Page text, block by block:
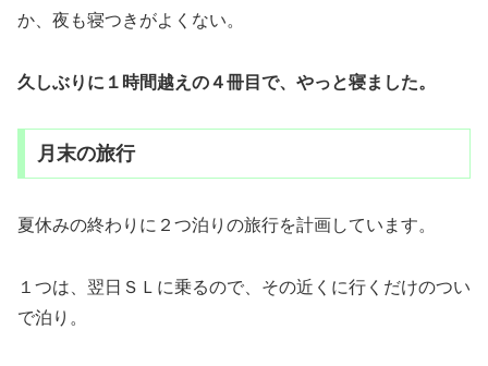
か、夜も寝つきがよくない。
久しぶりに１時間越えの４冊目で、やっと寝ました。
月末の旅行
夏休みの終わりに２つ泊りの旅行を計画しています。
１つは、翌日ＳＬに乗るので、その近くに行くだけのつい
で泊り。